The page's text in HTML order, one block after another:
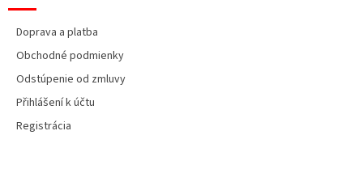
Doprava a platba
Obchodné podmienky
Odstúpenie od zmluvy
Přihlášení k účtu
Registrácia